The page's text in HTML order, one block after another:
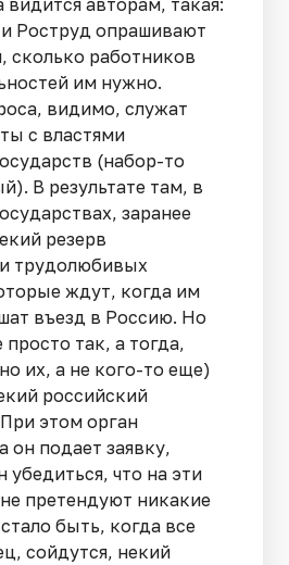
Роструд опрашивают
сколько работников
им нужно.
видимо, служат
с властями
(набор-то
В результате там, в
заранее
резерв
трудолюбивых
ждут, когда им
въезд в Россию. Но
так, а тогда,
их, а не кого-то еще)
российский
этом орган
он подает заявку,
убедиться, что на эти
претендуют никакие
быть, когда все
сойдутся, некий